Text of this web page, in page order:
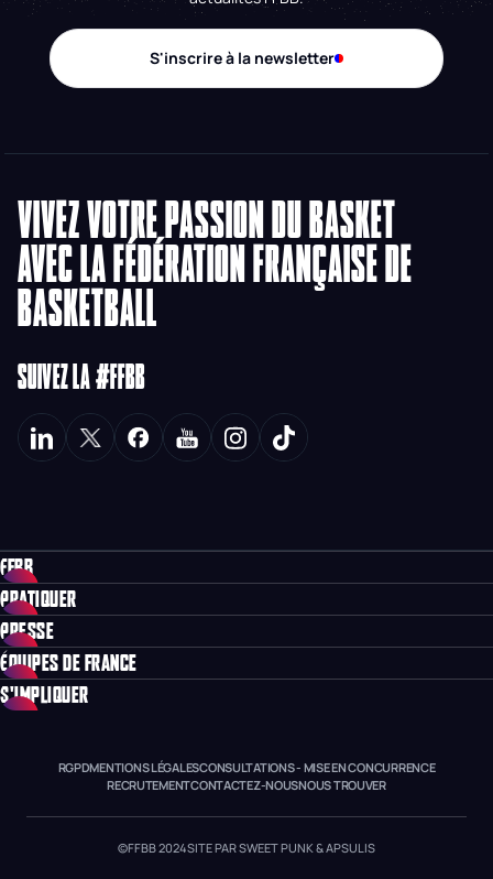
S'inscrire à la newsletter
VIVEZ VOTRE PASSION DU BASKET
AVEC LA FÉDÉRATION FRANÇAISE DE
BASKETBALL
SUIVEZ LA #FFBB
FFBB
PRATIQUER
PRESSE
ÉQUIPES DE FRANCE
S'IMPLIQUER
RGPDMENTIONS LÉGALESCONSULTATIONS - MISE EN CONCURRENCE
RECRUTEMENTCONTACTEZ-NOUSNOUS TROUVER
©FFBB 2024SITE PAR SWEET PUNK & APSULIS